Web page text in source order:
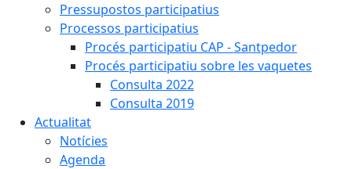
Pressupostos participatius
Processos participatius
Procés participatiu CAP - Santpedor
Procés participatiu sobre les vaquetes
Consulta 2022
Consulta 2019
Actualitat
Notícies
Agenda